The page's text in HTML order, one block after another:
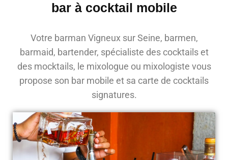
bar à cocktail mobile
Votre barman Vigneux sur Seine, barmen,
barmaid, bartender, spécialiste des cocktails et
des mocktails, le mixologue ou mixologiste vous
propose son bar mobile et sa carte de cocktails
signatures.